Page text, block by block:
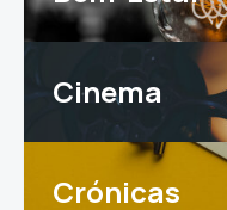
Cinema
Crónicas